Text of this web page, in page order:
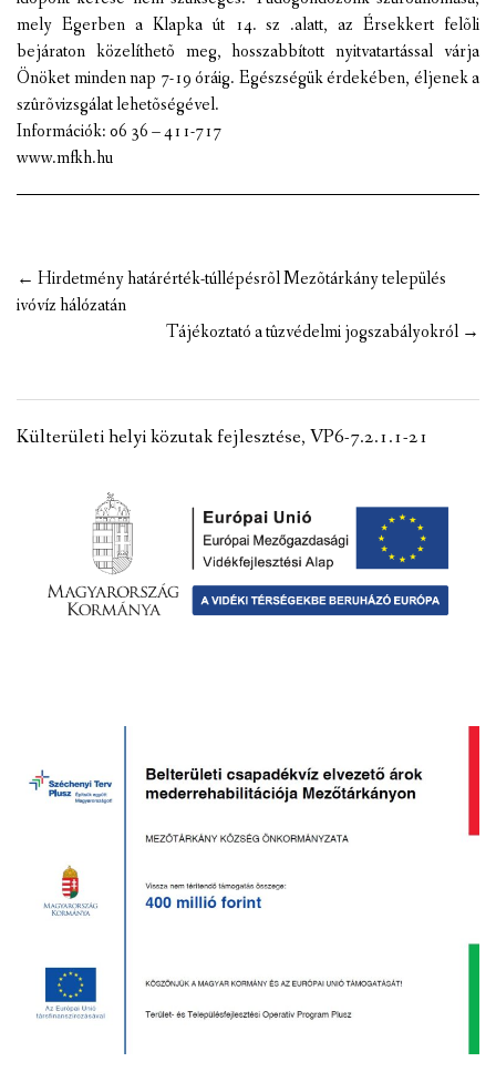
ÓVODA ÉS MINI BÖLCSŐDE
mely Egerben a Klapka út 14. sz .alatt, az Érsekkert felõli
bejáraton közelíthetõ meg, hosszabbított nyitvatartással várja
Önöket minden nap 7-19 óráig. Egészségük érdekében, éljenek a
szûrõvizsgálat lehetõségével.
Információk: 06 36 – 411-717
www.mfkh.hu
Post
navigation
← Hirdetmény határérték-túllépésrõl Mezõtárkány település
ivóvíz hálózatán
Tájékoztató a tûzvédelmi jogszabályokról →
Külterületi helyi közutak fejlesztése, VP6-7.2.1.1-21